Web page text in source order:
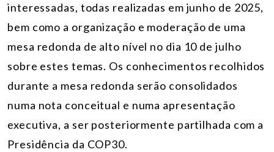
interessadas, todas realizadas em junho de 2025,
bem como a organização e moderação de uma
mesa redonda de alto nível no dia 10 de julho
sobre estes temas. Os conhecimentos recolhidos
durante a mesa redonda serão consolidados
numa nota conceitual e numa apresentação
executiva, a ser posteriormente partilhada com a
Presidência da COP30.